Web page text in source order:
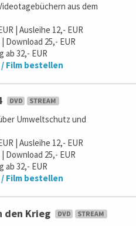
aus dem
| Ausleihe 12,- EUR
Download 25,- EUR
ab 32,- EUR
Film bestellen
Umweltschutz und
| Ausleihe 12,- EUR
Download 25,- EUR
ab 32,- EUR
Film bestellen
den Krieg